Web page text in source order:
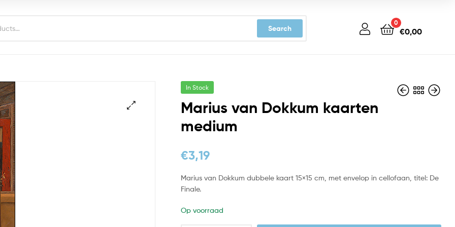
Search
0
€0,00
In Stock
Marius van Dokkum kaarten
medium
€3,19
Marius van Dokkum dubbele kaart 15×15 cm, met envelop in cellofaan, titel: De
Finale.
Op voorraad